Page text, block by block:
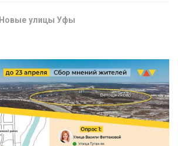
Новые улицы Уфы